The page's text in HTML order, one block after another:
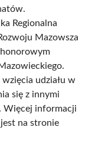
Regionalna
Mazowsza
honorowym
udziału w
się z innymi
Więcej informacji
na stronie